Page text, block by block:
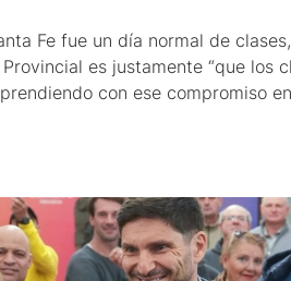
Fe fue un día normal de
es justamente “que los
con ese compromiso